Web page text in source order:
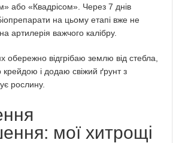
або «Квадрісом». Через 7 днів
на цьому етапі вже не
артилерія важчого калібру.
обережно відгрібаю землю від стебла,
і додаю свіжий ґрунт з
рослину.
мої хитрощі